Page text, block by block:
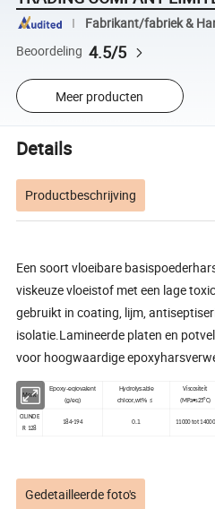
Fabrikant/fabriek &
Beoordeling 4.5/5
Meer producten
Details
Productbeschrijving
Een soort vloeibare
viskeuze vloeistof met een lage
gebruikt in coating, lijm,
isolatie.Lamineerde platen en
voor hoogwaardige
Merk
Epoxy-eqiovalent
(g/eq)
Hydrolysable
chloor,wt%≤
Viscositeit
(MPa•s25°C)
CILINDE
R 128
184-194 0.1 11000 tot 14000
Gedetailleerde foto's